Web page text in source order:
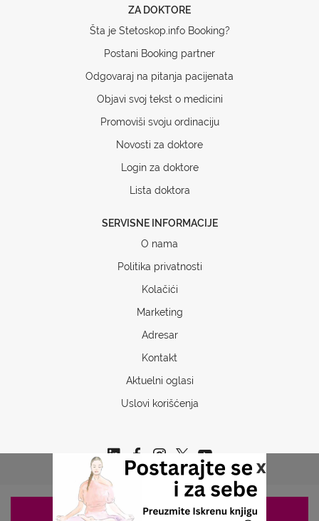
x
ZA DOKTORE
Šta je Stetoskop.info Booking?
Postani Booking partner
Odgovaraj na pitanja pacijenata
Objavi svoj tekst o medicini
Promoviši svoju ordinaciju
Novosti za doktore
Login za doktore
Lista doktora
SERVISNE INFORMACIJE
O nama
Politika privatnosti
Kolačići
Marketing
Adresar
Kontakt
Aktuelni oglasi
Uslovi korišćenja
ZAKAZIVANJE 063/687-460